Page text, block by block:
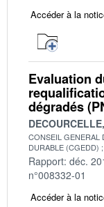
Accéder à la
Evaluation
dégradés
CONSEIL GENERAL
DURABLE (CGEDD)
Rapport: déc.
n°008332-01
Accéder à la